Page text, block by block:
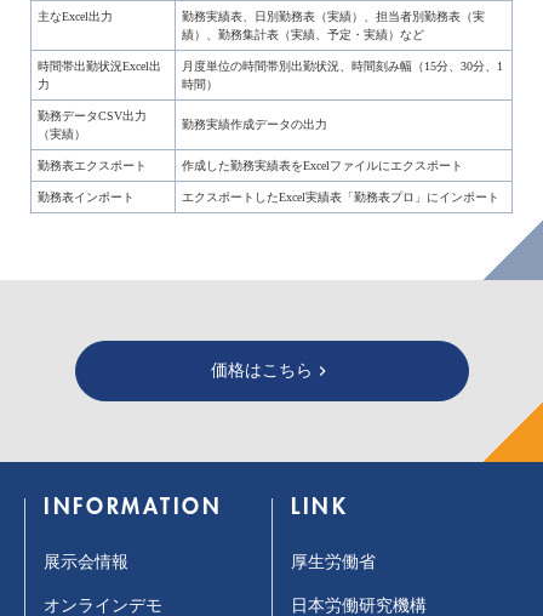
主なExcel出力
勤務実績表、日別勤務表（実績）、担当者別勤務表（実
績）、勤務集計表（実績、予定・実績）など
時間帯出勤状況Excel出
力
月度単位の時間帯別出勤状況、時間刻み幅（15分、30分、1
時間）
勤務データCSV出力
（実績）
勤務実績作成データの出力
勤務表エクスポート 作成した勤務実績表をExcelファイルにエクスポート
勤務表インポート エクスポートしたExcel実績表「勤務表プロ」にインポート
価格はこちら keyboard_arrow_right
INFORMATION
展示会情報
オンラインデモ
LINK
厚生労働省
日本労働研究機構